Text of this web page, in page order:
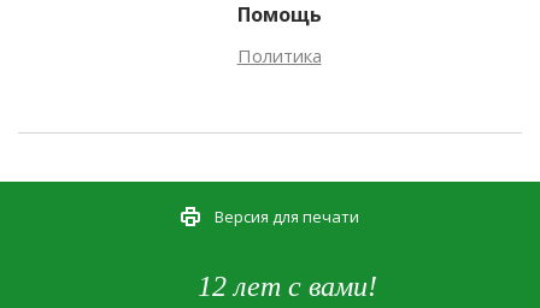
Помощь
Политика
12 лет с вами!
Версия для печати